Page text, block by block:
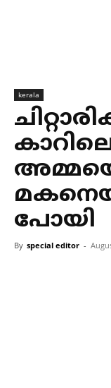
kerala
പോയി
By special editor -